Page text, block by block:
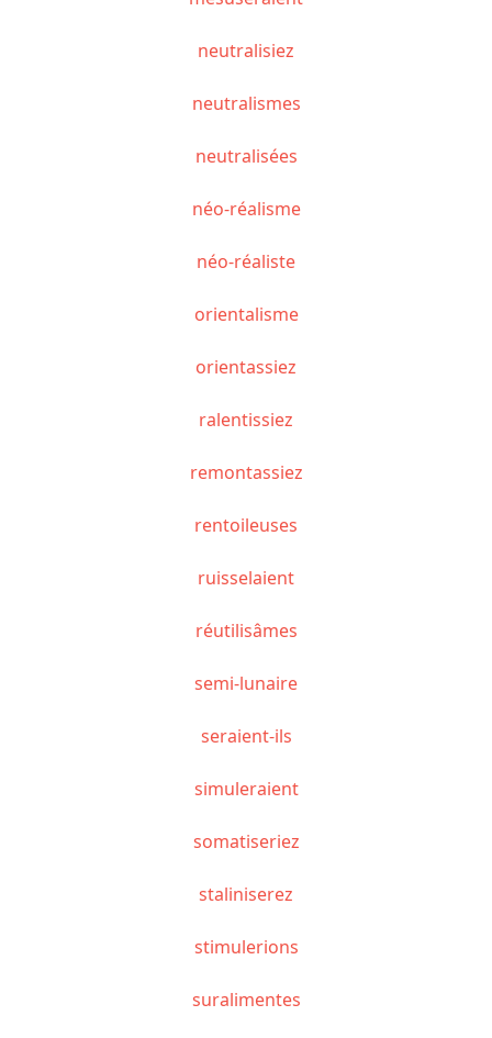
neutralisiez
neutralismes
neutralisées
néo-réalisme
néo-réaliste
orientalisme
orientassiez
ralentissiez
remontassiez
rentoileuses
ruisselaient
réutilisâmes
semi-lunaire
seraient-ils
simuleraient
somatiseriez
staliniserez
stimulerions
suralimentes